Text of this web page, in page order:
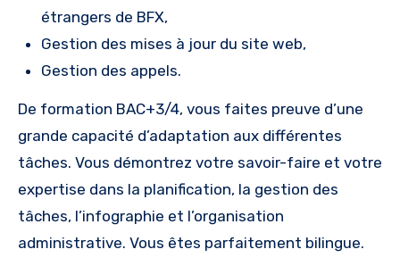
étrangers de BFX,
Gestion des mises à jour du site web,
Gestion des appels.
De formation BAC+3/4, vous faites preuve d’une
grande capacité d’adaptation aux différentes
tâches. Vous démontrez votre savoir-faire et votre
expertise dans la planification, la gestion des
tâches, l’infographie et l’organisation
administrative. Vous êtes parfaitement bilingue.